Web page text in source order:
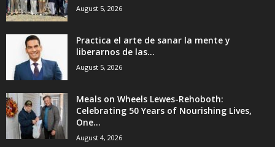
August 5, 2026
Practica el arte de sanar la mente y
liberarnos de las...
August 5, 2026
Meals on Wheels Lewes-Rehoboth:
Celebrating 50 Years of Nourishing Lives,
One...
August 4, 2026